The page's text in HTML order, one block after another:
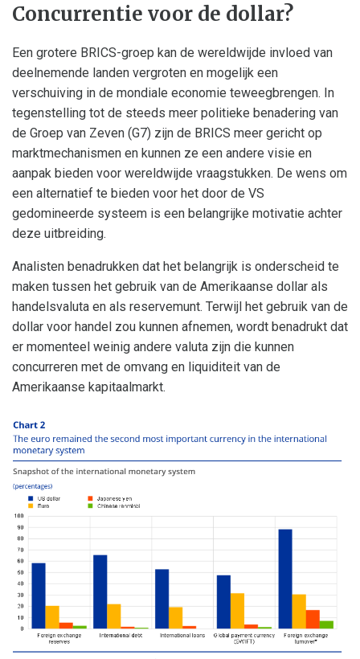
Concurrentie voor de dollar?
Een grotere BRICS-groep kan de wereldwijde invloed van
deelnemende landen vergroten en mogelijk een
verschuiving in de mondiale economie teweegbrengen. In
tegenstelling tot de steeds meer politieke benadering van
de Groep van Zeven (G7) zijn de BRICS meer gericht op
marktmechanismen en kunnen ze een andere visie en
aanpak bieden voor wereldwijde vraagstukken. De wens om
een alternatief te bieden voor het door de VS
gedomineerde systeem is een belangrijke motivatie achter
deze uitbreiding.
Analisten benadrukken dat het belangrijk is onderscheid te
maken tussen het gebruik van de Amerikaanse dollar als
handelsvaluta en als reservemunt. Terwijl het gebruik van de
dollar voor handel zou kunnen afnemen, wordt benadrukt dat
er momenteel weinig andere valuta zijn die kunnen
concurreren met de omvang en liquiditeit van de
Amerikaanse kapitaalmarkt.